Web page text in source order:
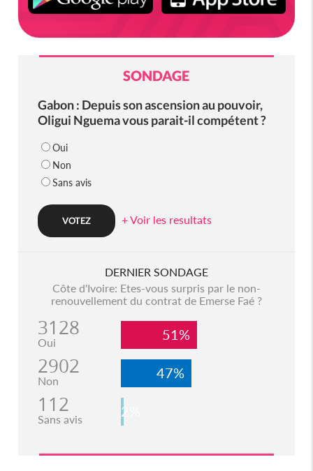
SONDAGE
Gabon : Depuis son ascension au pouvoir,
Oligui Nguema vous parait-il compétent ?
Oui
Non
Sans avis
+ Voir les resultats
DERNIER SONDAGE
Côte d'Ivoire: Etes-vous surpris par le non-
renouvellement du contrat de Emerse Faé ?
3128
Oui 51%
2902
Non 47%
112
Sans avis 2%